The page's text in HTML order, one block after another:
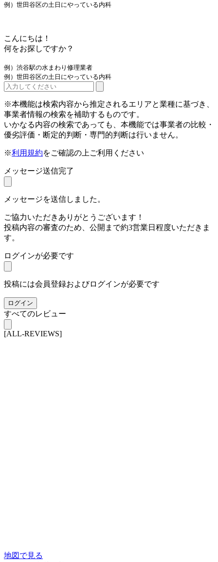
例）世田谷区の土日にやっている内科
こんにちは！
何をお探しですか？
例）渋谷駅の水まわり修理業者
例）世田谷区の土日にやっている内科
※本機能は検索内容から推定されるエリアと業種に基づき、
事業者情報の検索を補助するものです。
いかなる内容の検索であっても、本機能では事業者の比較・
優劣評価・断定的判断・専門的判断は行いません。
※利用規約をご確認の上ご利用ください
メッセージ送信完了
メッセージを送信しました。
ご協力いただきありがとうございます！
投稿内容の審査のため、公開まで約3営業日程度いただきま
す。
ログインが必要です
投稿には会員登録およびログインが必要です
ログイン
すべてのレビュー
[ALL-REVIEWS]
地図で見る